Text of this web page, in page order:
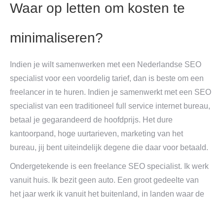
Waar op letten om kosten te
minimaliseren?
Indien je wilt samenwerken met een Nederlandse SEO
specialist voor een voordelig tarief, dan is beste om een
freelancer in te huren. Indien je samenwerkt met een SEO
specialist van een traditioneel full service internet bureau,
betaal je gegarandeerd de hoofdprijs. Het dure
kantoorpand, hoge uurtarieven, marketing van het
bureau, jij bent uiteindelijk degene die daar voor betaald.
Ondergetekende is een freelance SEO specialist. Ik werk
vanuit huis. Ik bezit geen auto. Een groot gedeelte van
het jaar werk ik vanuit het buitenland, in landen waar de